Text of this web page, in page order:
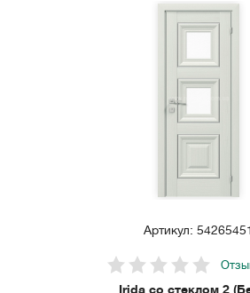
Артикул: 54265451
Irida со стеклом 2